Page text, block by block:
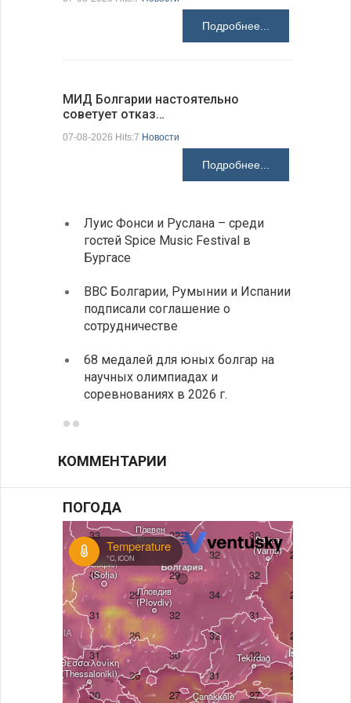
Подробнее...
МИД Болгарии настоятельно
советует отказ…
07-08-2026 Hits:7 Новости
Подробнее...
Луис Фонси и Руслана – среди
гостей Spice Music Festival в
Бургасе
ВВС Болгарии, Румынии и Испании
подписали соглашение о
сотрудничестве
68 медалей для юных болгар на
научных олимпиадах и
соревнованиях в 2026 г.
КОММЕНТАРИИ
ПОГОДА